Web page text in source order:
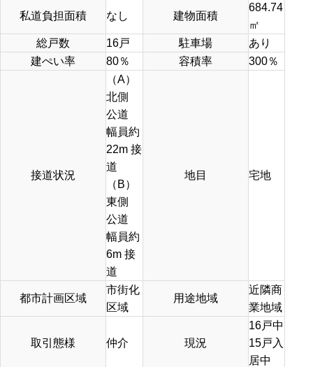
私道負担面積 なし 建物面積
684.74
㎡
総戸数
16戸 駐車場
あり
建ぺい率
80％ 容積率 300％
接道状況
（A）
北側
公道
幅員約
22m 接
道
（B）
東側
公道
幅員約
6m 接
道
地目 宅地
都市計画区域
市街化
区域
用途地域
近隣商
業地域
取引態様 仲介 現況
16戸中
15戸入
居中